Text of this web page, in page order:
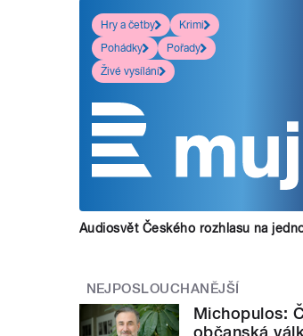
Hry a četby
Krimi
Pohádky
Pořady
Živé vysílání
Audiosvět Českého rozhlasu na
NEJPOSLOUCHANĚJŠÍ
Michopulos:
občanská